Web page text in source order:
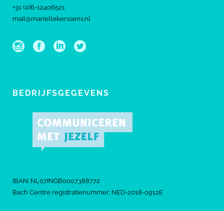
+31 (0)6-12406521
mail@mariellekerssens.nl
BEDRIJFSGEGEVENS
IBAN: NL07INGB0007388772
Bach Centre registratienummer: NED-2018-0912E